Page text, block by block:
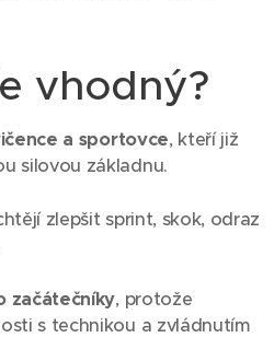
vhodný?
a sportovce, kteří již
silovou základnu.
zlepšit sprint, skok, odraz
začátečníky, protože
s technikou a zvládnutím